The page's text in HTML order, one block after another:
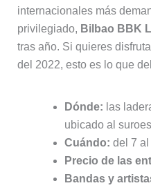
internacionales más
privilegiado, Bilbao BBK
tras año. Si quieres
del 2022, esto es lo que
Dónde: las
ubicado al
Cuándo: del 7
Precio de las
Bandas y